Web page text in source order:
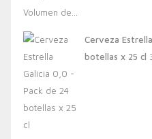
Cerveza
botellas x 25 cl